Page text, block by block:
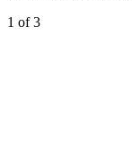
1 of 3